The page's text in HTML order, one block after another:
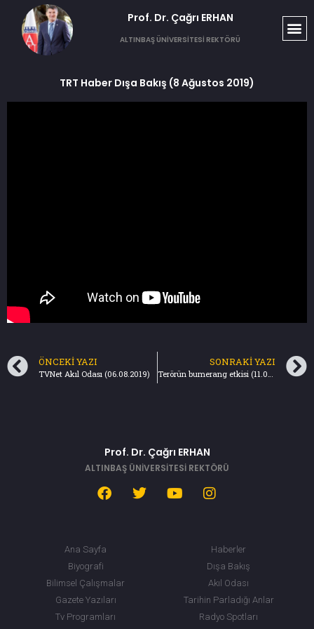
Prof. Dr. Çağrı ERHAN​
ALTINBAŞ ÜNİVERSİTESİ REKTÖRÜ
TRT Haber Dışa Bakış (8 Ağustos 2019)
ÖNCEKI YAZI
TVNet Akıl Odası (06.08.2019)
SONRAKI YAZI
Terörün bumerang etkisi (11.08.2019) Türkiye Gazetesi
Prof. Dr. Çağrı ERHAN
ALTINBAŞ ÜNİVERSİTESİ REKTÖRÜ
Ana Sayfa
Biyografi
Bilimsel Çalışmalar
Gazete Yazıları
Tv Programları
Haberler
Dışa Bakış
Akıl Odası
Tarihin Parladığı Anlar
Radyo Spotları